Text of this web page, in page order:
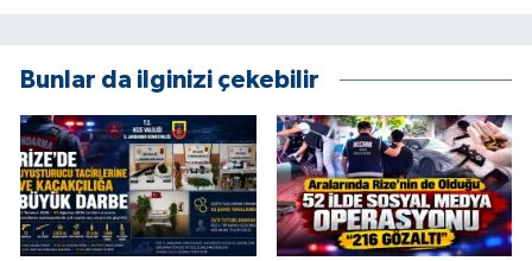
Bunlar da ilginizi çekebilir
TEKNOLOJİ
Turizm
ÜLKE GÜNDEMİ